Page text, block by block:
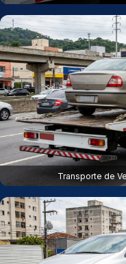
Transporte de